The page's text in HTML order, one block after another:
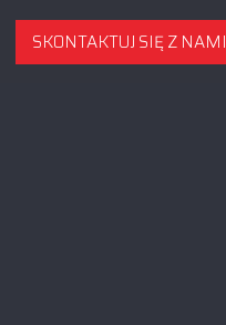
SKONTAKTUJ SIĘ Z NAMI